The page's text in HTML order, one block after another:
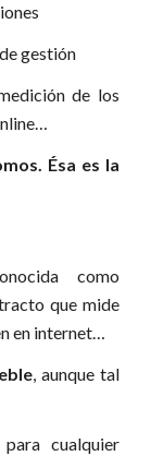
gestión
de los
Ésa es la
como
que mide
en internet…
, aunque tal
cualquier